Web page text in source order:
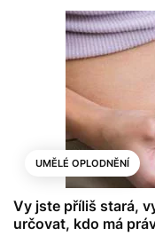
UMĚLÉ OPLODNĚNÍ
Vy jste příliš stará,
určovat, kdo má